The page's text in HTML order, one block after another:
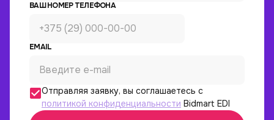
ВАШ НОМЕР ТЕЛЕФОНА
EMAIL
Отправляя заявку, вы соглашаетесь с
политикой конфиденциальности Bidmart EDI